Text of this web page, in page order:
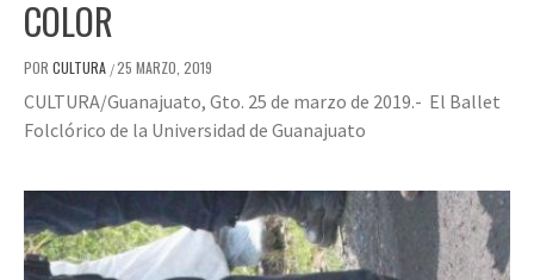
COLOR
POR CULTURA /25 MARZO, 2019
CULTURA/Guanajuato, Gto. 25 de marzo de 2019.- El Ballet
Folclórico de la Universidad de Guanajuato